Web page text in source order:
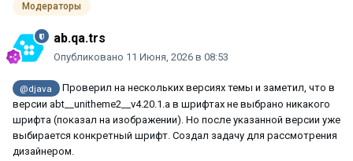
Модераторы
ab.qa.trs
Опубликовано 11 Июня, 2026 в 08:53
@djava
Проверил на нескольких версиях темы и заметил, что в
версии abt__unitheme2__v4.20.1.a в шрифтах не выбрано никакого
шрифта (показал на изображении). Но после указанной версии уже
выбирается конкретный шрифт. Создал задачу для рассмотрения
дизайнером.